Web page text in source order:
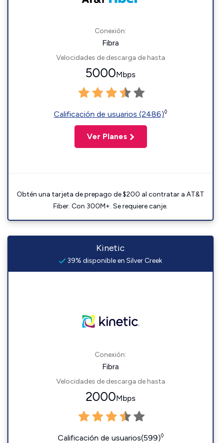
Conexión:
Fibra
Velocidades de descarga de hasta
5000Mbps
Calificación de usuarios (2486)◊
Ver Planes
Obtén una tarjeta de prepago de $200 al contratar a AT&T
Fiber. Con 300M+. Se requiere canje.
Kinetic
39% disponible en Silver Creek
Conexión:
Fibra
Velocidades de descarga de hasta
2000Mbps
Calificación de usuarios(599)◊